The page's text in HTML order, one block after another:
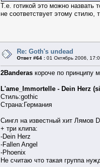
Т.е. готикой это можно назвать
не соответствует этому стилю,
Re: Goth's undead
Ответ #64 : 01 Октябрь 2006,
2Banderas короче по принципу
L'ame_Immortelle - Dein Herz
Стиль:gothic
Страна:Германия
Сингл на известный хит Лямов
+ три клипа:
-Dein Herz
-Fallen Angel
-Phoenix
Не считаю что такая группа